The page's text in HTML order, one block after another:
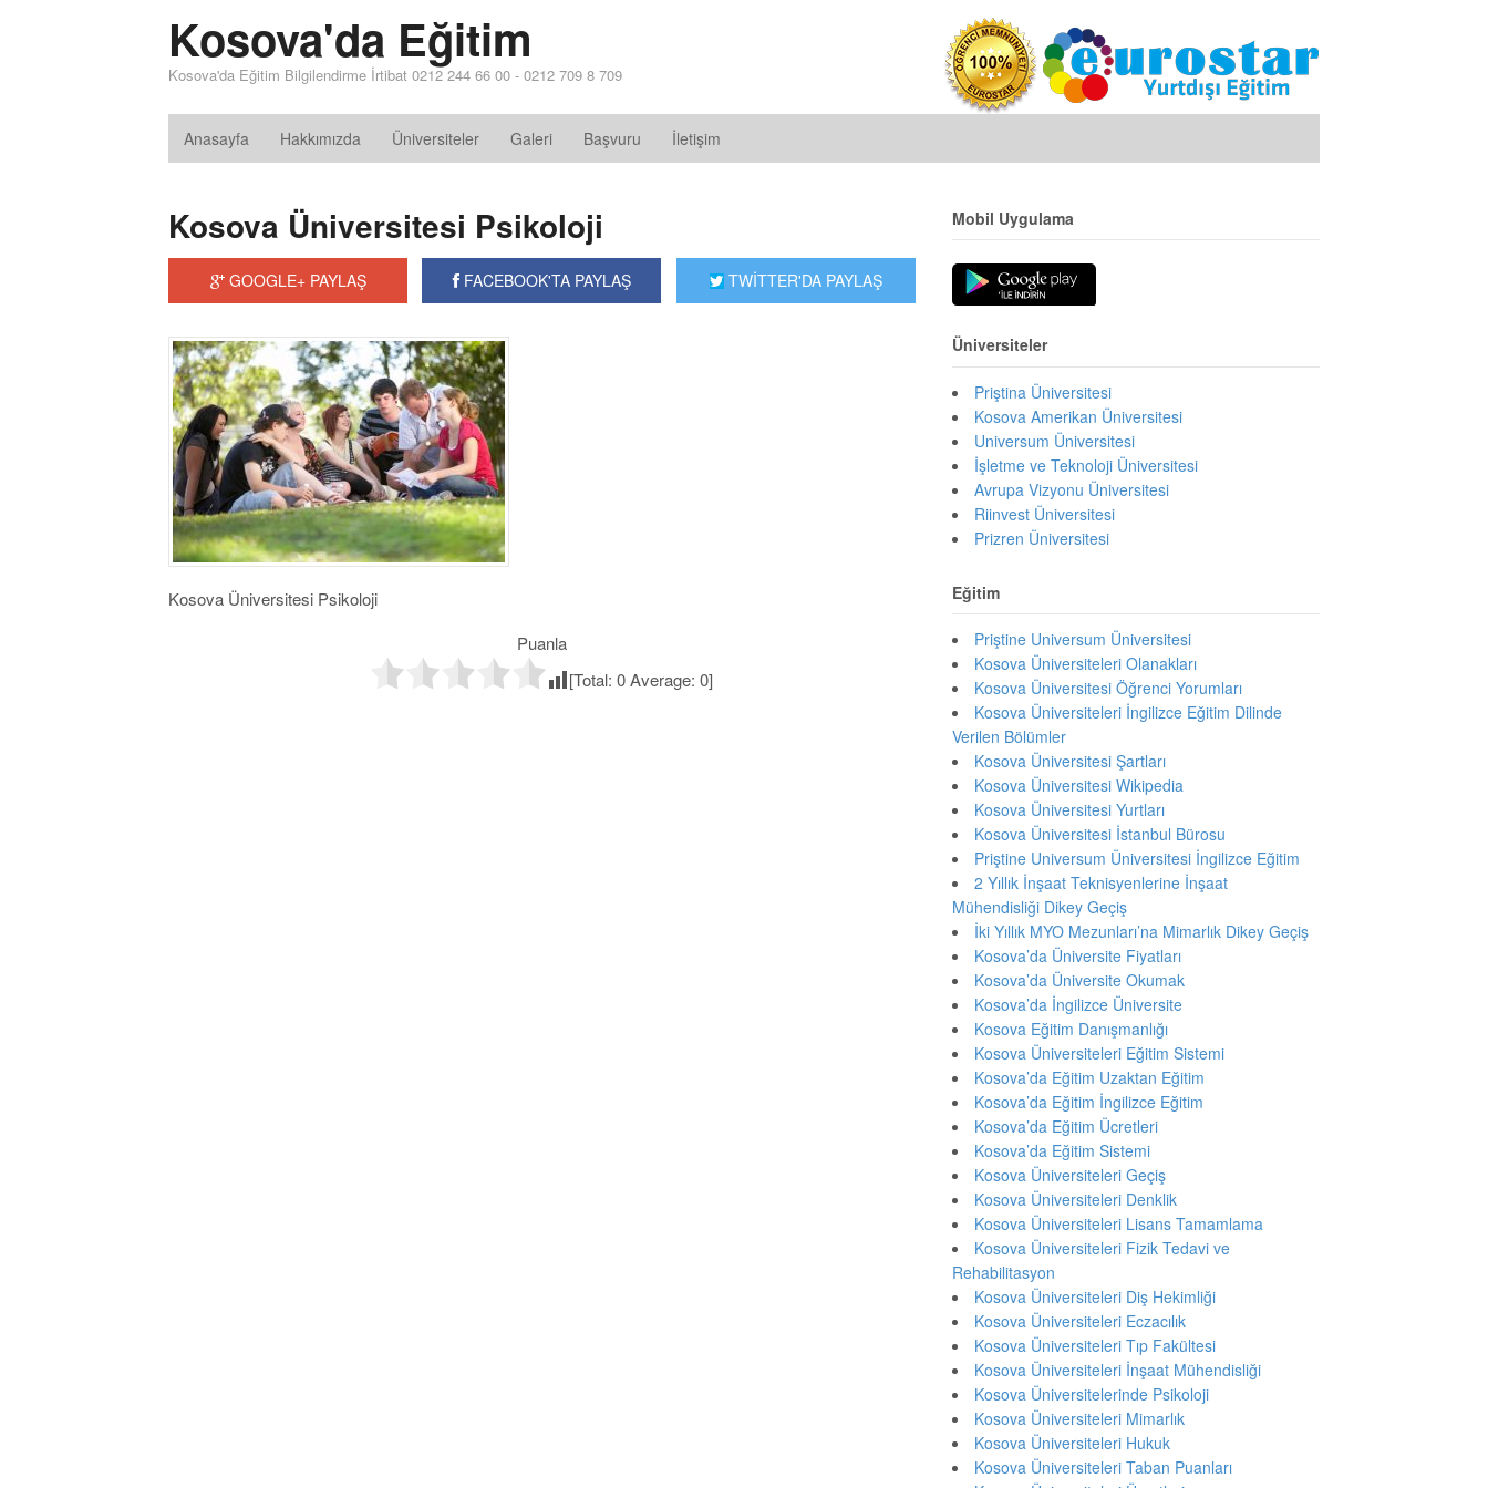
Kosova'da Eğitim
Kosova'da Eğitim Bilgilendirme İrtibat 0212 244 66 00 - 0212 709 8 709
Anasayfa Hakkımızda Üniversiteler Galeri Başvuru İletişim
Kosova Üniversitesi Psikoloji
GOOGLE+ PAYLAŞ FACEBOOK'TA PAYLAŞ TWİTTER'DA PAYLAŞ
Kosova Üniversitesi Psikoloji
Puanla
[Total:0Average:0]
Mobil Uygulama
Üniversiteler
Priştina Üniversitesi
Kosova Amerikan Üniversitesi
Universum Üniversitesi
İşletme ve Teknoloji Üniversitesi
Avrupa Vizyonu Üniversitesi
Riinvest Üniversitesi
Prizren Üniversitesi
Eğitim
Priştine Universum Üniversitesi
Kosova Üniversiteleri Olanakları
Kosova Üniversitesi Öğrenci Yorumları
Kosova Üniversiteleri İngilizce Eğitim Dilinde
Verilen Bölümler
Kosova Üniversitesi Şartları
Kosova Üniversitesi Wikipedia
Kosova Üniversitesi Yurtları
Kosova Üniversitesi İstanbul Bürosu
Priştine Universum Üniversitesi İngilizce Eğitim
2 Yıllık İnşaat Teknisyenlerine İnşaat
Mühendisliği Dikey Geçiş
İki Yıllık MYO Mezunları’na Mimarlık Dikey Geçiş
Kosova’da Üniversite Fiyatları
Kosova’da Üniversite Okumak
Kosova’da İngilizce Üniversite
Kosova Eğitim Danışmanlığı
Kosova Üniversiteleri Eğitim Sistemi
Kosova’da Eğitim Uzaktan Eğitim
Kosova’da Eğitim İngilizce Eğitim
Kosova’da Eğitim Ücretleri
Kosova’da Eğitim Sistemi
Kosova Üniversiteleri Geçiş
Kosova Üniversiteleri Denklik
Kosova Üniversiteleri Lisans Tamamlama
Kosova Üniversiteleri Fizik Tedavi ve
Rehabilitasyon
Kosova Üniversiteleri Diş Hekimliği
Kosova Üniversiteleri Eczacılık
Kosova Üniversiteleri Tıp Fakültesi
Kosova Üniversiteleri İnşaat Mühendisliği
Kosova Üniversitelerinde Psikoloji
Kosova Üniversiteleri Mimarlık
Kosova Üniversiteleri Hukuk
Kosova Üniversiteleri Taban Puanları